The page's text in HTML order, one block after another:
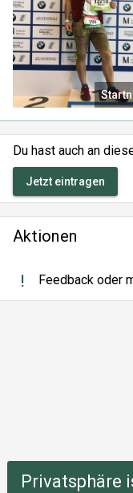
Du hast auch an
Jetzt eintragen
Aktionen
Feedback oder
Privatsphäre